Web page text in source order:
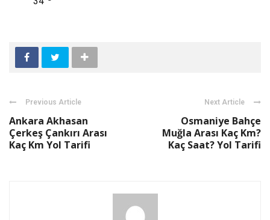
Previous Article
Ankara Akhasan
Çerkeş Çankırı Arası
Kaç Km Yol Tarifi
Next Article
Osmaniye Bahçe
Muğla Arası Kaç Km?
Kaç Saat? Yol Tarifi